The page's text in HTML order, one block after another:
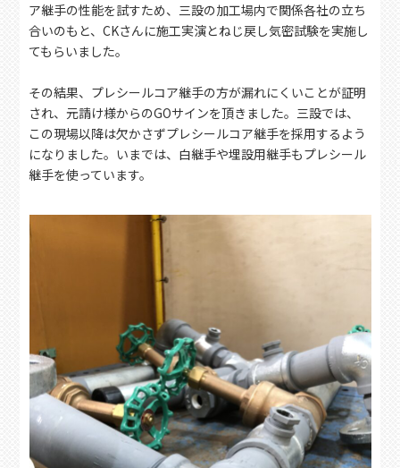
ア継手の性能を試すため、三設の加工場内で関係各社の立ち
合いのもと、CKさんに施工実演とねじ戻し気密試験を実施し
てもらいました。
その結果、プレシールコア継手の方が漏れにくいことが証明
され、元請け様からのGOサインを頂きました。三設では、
この現場以降は欠かさずプレシールコア継手を採用するよう
になりました。いまでは、白継手や埋設用継手もプレシール
継手を使っています。